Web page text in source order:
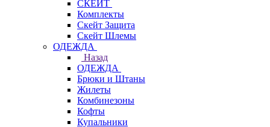
СКЕЙТ
Комплекты
Скейт Защита
Скейт Шлемы
ОДЕЖДА
Назад
ОДЕЖДА
Брюки и Штаны
Жилеты
Комбинезоны
Кофты
Купальники